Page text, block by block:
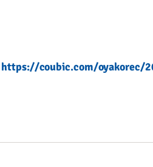
https://coubic.com/oyakorec/